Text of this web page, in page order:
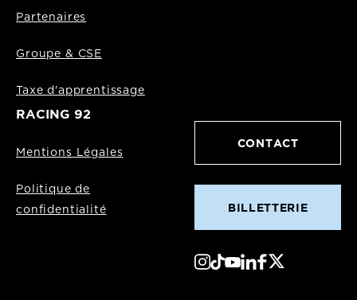
Partenaires
Groupe & CSE
Taxe d'apprentissage
RACING 92
Mentions Légales
Politique de
confidentialité
CONTACT
BILLETTERIE